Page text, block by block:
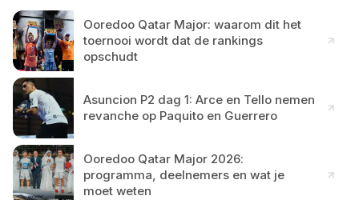
Ooredoo Qatar Major: waarom dit het
toernooi wordt dat de rankings
opschudt
Asuncion P2 dag 1: Arce en Tello nemen
revanche op Paquito en Guerrero
Ooredoo Qatar Major 2026:
programma, deelnemers en wat je
moet weten